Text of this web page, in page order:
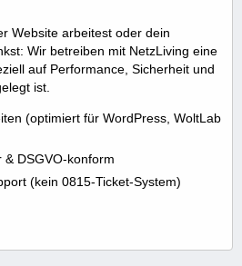
Website arbeitest oder dein
Wir betreiben mit NetzLiving eine
auf Performance, Sicherheit und
ist.
(optimiert für WordPress, WoltLab
DSGVO-konform
(kein 0815-Ticket-System)